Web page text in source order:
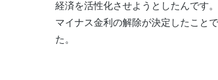
経済を活性化させようとしたんです。
マイナス金利の解除が決定したこと
た。